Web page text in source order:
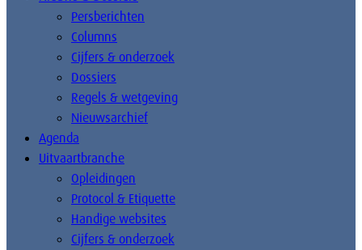
Persberichten
Columns
Cijfers & onderzoek
Dossiers
Regels & wetgeving
Nieuwsarchief
Agenda
Uitvaartbranche
Opleidingen
Protocol & Etiquette
Handige websites
Cijfers & onderzoek